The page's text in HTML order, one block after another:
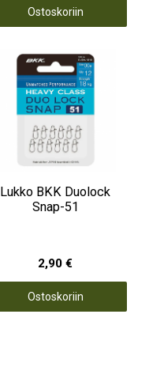
Ostoskoriin
Lukko BKK Duolock
Snap-51
2,90 €
Ostoskoriin